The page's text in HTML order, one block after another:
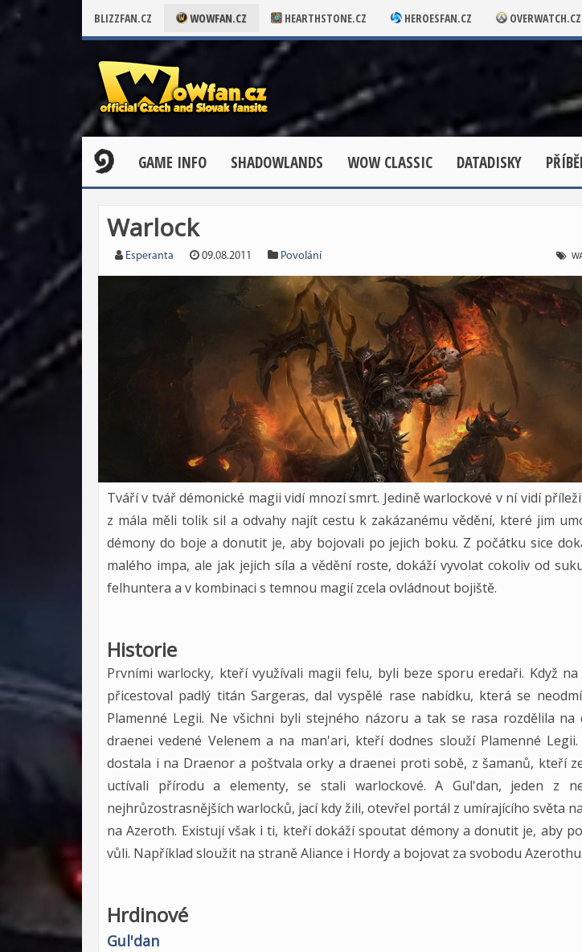
BLIZZFAN.CZ WOWFAN.CZ HEARTHSTONE.CZ HEROESFAN.CZ OVERWATCH.CZ
GAME INFO SHADOWLANDS WOW CLASSIC DATADISKY
Warlock
Esperanta 09.08.2011 Povolání
Tváří v tvář démonické magii vidí mnozí smrt. Jedině warlockové v ní vidí
z mála měli tolik sil a odvahy najít cestu k zakázanému vědění, které jim
démony do boje a donutit je, aby bojovali po jejich boku. Z počátku sice
malého impa, ale jak jejich síla a vědění roste, dokáží vyvolat cokoliv od
felhuntera a v kombinaci s temnou magií zcela ovládnout bojiště.
Historie
Prvními warlocky, kteří využívali magii felu, byli beze sporu eredaři. Když
přicestoval padlý titán Sargeras, dal vyspělé rase nabídku, která se
Plamenné Legii. Ne všichni byli stejného názoru a tak se rasa rozdělila na
draenei vedené Velenem a na man'ari, kteří dodnes slouží Plamenné Legii.
dostala i na Draenor a poštvala orky a draenei proti sobě, z šamanů, kteří
uctívali přírodu a elementy, se stali warlockové. A Gul'dan, jeden z
nejhrůzostrasnějších warlocků, jací kdy žili, otevřel portál z umírajícího světa
na Azeroth. Existují však i ti, kteří dokáží spoutat démony a donutit je, aby
vůli. Například sloužit na straně Aliance i Hordy a bojovat za svobodu Azerothu.
Hrdinové
Gul'dan